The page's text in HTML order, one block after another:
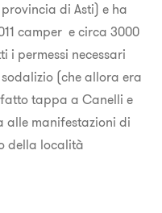
di Asti) e ha
camper e circa 3000
i permessi necessari
(che allora era
tappa a Canelli e
alle manifestazioni di
della località